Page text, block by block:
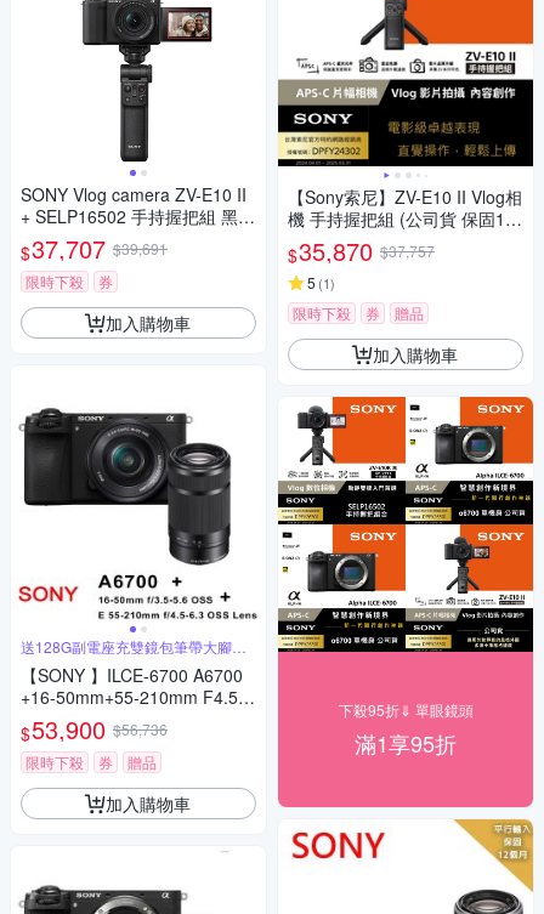
SONY Vlog camera ZV-E10 II
+ SELP16502 手持握把組 黑
(公司貨) ZV-E10M2K
$37,707 $39,691
限時下殺
券
加入購物車
送128G副電座充雙鏡包筆帶大腳架
大清
【SONY 】ILCE-6700 A6700
+16-50mm+55-210mm F4.5-
6.3雙鏡組(平行輸入)
$53,900 $56,736
限時下殺
券 贈品
加入購物車
【Sony索尼】ZV-E10 II Vlog相
機 手持握把組 (公司貨 保固18
+6個月)
$35,870 $37,757
5 (1)
限時下殺 券 贈品
加入購物車
下殺95折⇓ 單眼鏡頭
滿1享95折